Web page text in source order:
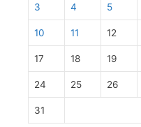
3 4 5
10 11 12
17 18 19
24 25 26
31